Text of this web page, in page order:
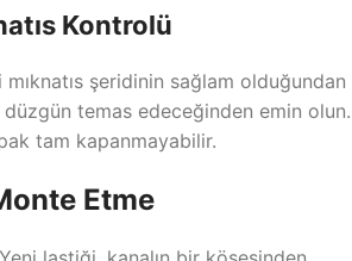
Kontrolü
şeridinin sağlam olduğundan
temas edeceğinden emin olun.
tam kapanmayabilir.
Etme